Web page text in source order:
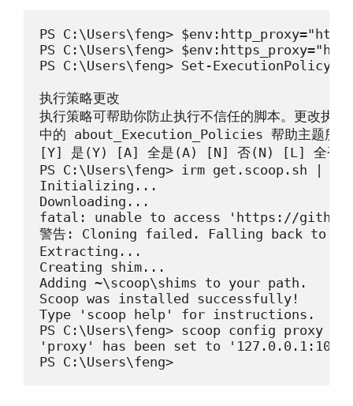
PS C:\Users\feng>
PS C:\Users\feng>
PS C:\Users\feng> Set-ExecutionPolicy -
执行策略更改
执行策略可帮助你防止执行不信任的脚本。更
中的 about_Execution_Policies 帮助主题所述
[Y] 是(Y) [A] 全是(A) [N] 否(N) [L] 全否
PS C:\Users\feng> irm get.scoop.sh |
Initializing...
Downloading...
fatal: unable to access 'https://
警告: Cloning failed. Falling back to
Extracting...
Creating shim...
Adding ~\scoop\shims to your path.
Scoop was installed successfully!
Type 'scoop help' for instructions.
PS C:\Users\feng> scoop config proxy
'proxy' has been set to
PS C:\Users\feng>